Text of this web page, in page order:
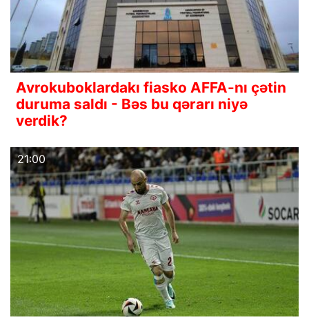
Avrokuboklardakı fiasko AFFA-nı çətin
duruma saldı - Bəs bu qərarı niyə
verdik?
21:00